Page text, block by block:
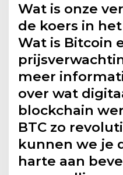
Wat is onze
de koers in
Wat is Bitcoin
meer
over wat
blockchain
BTC zo
kunnen we je
harte aan